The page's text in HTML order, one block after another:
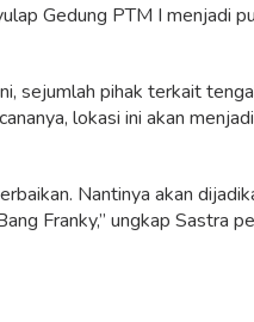
Gedung PTM I menjadi
sejumlah pihak terkait
lokasi ini akan
Nantinya akan
Franky,” ungkap Sastra